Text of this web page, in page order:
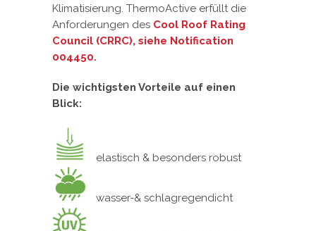
Klimatisierung. ThermoActive erfüllt die
Anforderungen des Cool Roof Rating
Council (CRRC), siehe Notification
004450.
Die wichtigsten Vorteile auf einen
Blick:
elastisch & besonders robust
wasser-& schlagregendicht